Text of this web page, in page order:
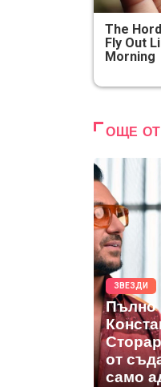
The
Fly Out
Morning
ОЩЕ ОТ
ЗВЕЗДИ
Пълно
от
само